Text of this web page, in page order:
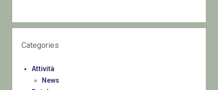
Categories
Attività
News